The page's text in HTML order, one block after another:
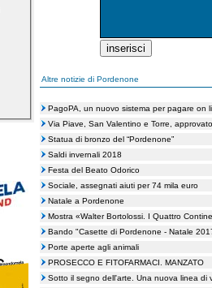
Altre notizie di Pordenone
PagoPA, un nuovo sistema per pagare on
Via Piave, San Valentino e Torre,
Statua di bronzo del “Pordenone”
Saldi invernali 2018
Festa del Beato Odorico
Sociale, assegnati aiuti per 74 mila euro
Natale a Pordenone
Mostra «Walter Bortolossi. I Quattro
Bando "Casette di Pordenone - Natale
Porte aperte agli animali
PROSECCO E FITOFARMACI. MANZATO
Sotto il segno dell'arte. Una nuova linea di